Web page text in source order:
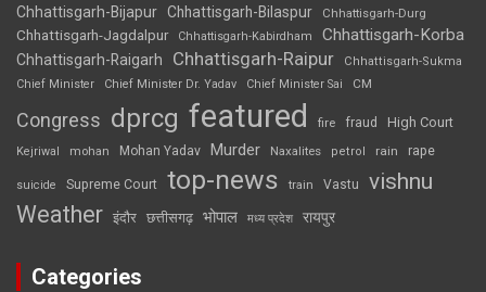
Chhattisgarh-Bijapur Chhattisgarh-Bilaspur Chhattisgarh-Durg
Chhattisgarh-Jagdalpur Chhattisgarh-Kabirdham Chhattisgarh-Korba
Chhattisgarh-Raigarh Chhattisgarh-Raipur
Chhattisgarh-Sukma
Chief Minister
Chief Minister Dr. Yadav Chief Minister Sai CM
Congress dprcg featured fire fraud High Court
Kejriwal mohan Mohan Yadav Murder Naxalites petrol rain rape
suicide Supreme Court top-news train Vastu vishnu
Weather इंदौर छत्तीसगढ़ भोपाल मध्य प्रदेश रायपुर
Categories